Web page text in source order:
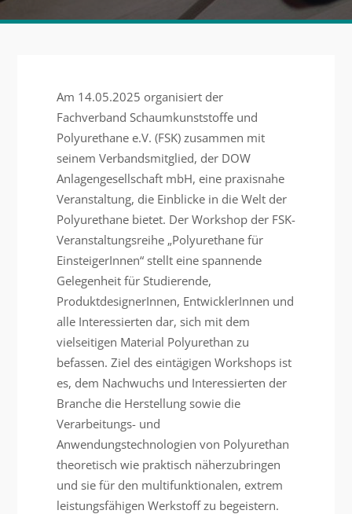
Am 14.05.2025 organisiert der
Fachverband Schaumkunststoffe und
Polyurethane e.V. (FSK) zusammen mit
seinem Verbandsmitglied, der DOW
Anlagengesellschaft mbH, eine praxisnahe
Veranstaltung, die Einblicke in die Welt der
Polyurethane bietet. Der Workshop der FSK-
Veranstaltungsreihe „Polyurethane für
EinsteigerInnen“ stellt eine spannende
Gelegenheit für Studierende,
ProduktdesignerInnen, EntwicklerInnen und
alle Interessierten dar, sich mit dem
vielseitigen Material Polyurethan zu
befassen. Ziel des eintägigen Workshops ist
es, dem Nachwuchs und Interessierten der
Branche die Herstellung sowie die
Verarbeitungs- und
Anwendungstechnologien von Polyurethan
theoretisch wie praktisch näherzubringen
und sie für den multifunktionalen, extrem
leistungsfähigen Werkstoff zu begeistern.